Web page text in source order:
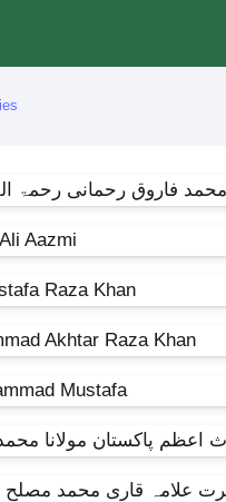
Aazmi
Raza Khan
Akhtar Raza Khan
Mustafa
اعظم پاکستان مولانا
علامہ قاری محمد مصلح